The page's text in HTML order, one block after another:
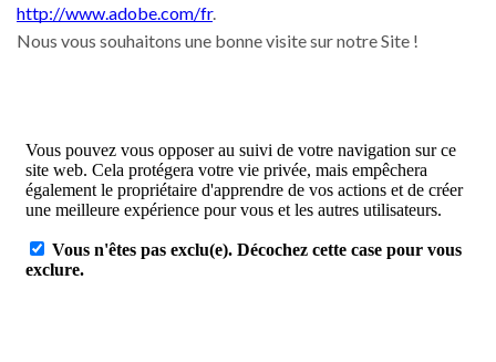
http://www.adobe.com/fr.
Nous vous souhaitons une bonne visite sur notre Site !